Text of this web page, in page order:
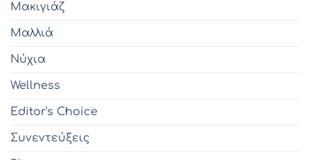
Μακιγιάζ
Μαλλιά
Νύχια
Wellness
Editor's Choice
Συνεντεύξεις